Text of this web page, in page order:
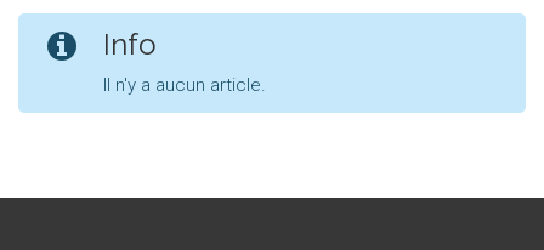
Info
Il n'y a aucun article.